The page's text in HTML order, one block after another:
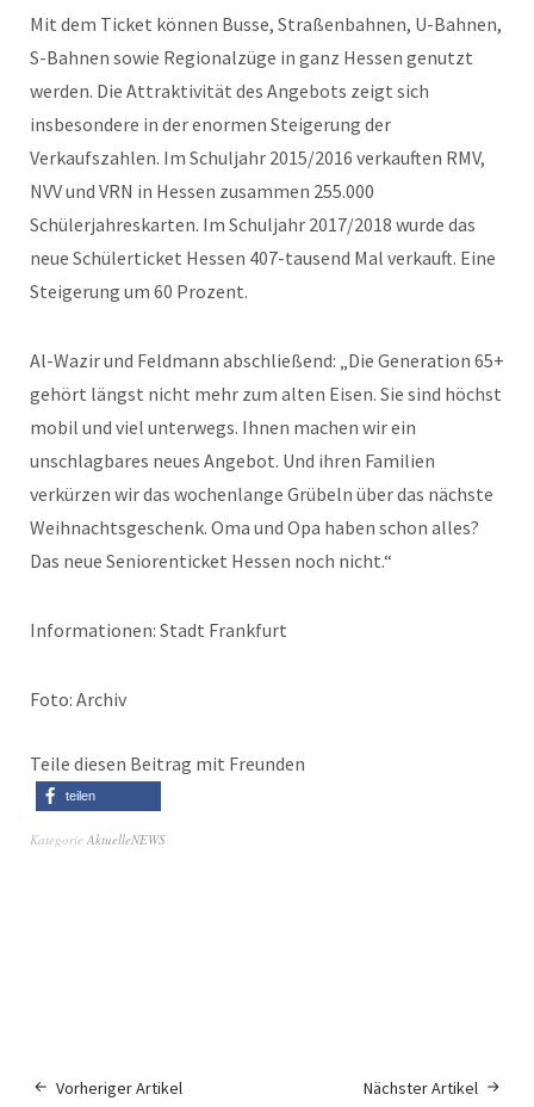
Mit dem Ticket können Busse, Straßenbahnen, U-Bahnen,
S-Bahnen sowie Regionalzüge in ganz Hessen genutzt
werden. Die Attraktivität des Angebots zeigt sich
insbesondere in der enormen Steigerung der
Verkaufszahlen. Im Schuljahr 2015/2016 verkauften RMV,
NVV und VRN in Hessen zusammen 255.000
Schülerjahreskarten. Im Schuljahr 2017/2018 wurde das
neue Schülerticket Hessen 407-tausend Mal verkauft. Eine
Steigerung um 60 Prozent.
Al-Wazir und Feldmann abschließend: „Die Generation 65+
gehört längst nicht mehr zum alten Eisen. Sie sind höchst
mobil und viel unterwegs. Ihnen machen wir ein
unschlagbares neues Angebot. Und ihren Familien
verkürzen wir das wochenlange Grübeln über das nächste
Weihnachtsgeschenk. Oma und Opa haben schon alles?
Das neue Seniorenticket Hessen noch nicht.“
Informationen: Stadt Frankfurt
Foto: Archiv
Teile diesen Beitrag mit Freunden
teilen
Kategorie AktuelleNEWS
Vorheriger Artikel Nächster Artikel